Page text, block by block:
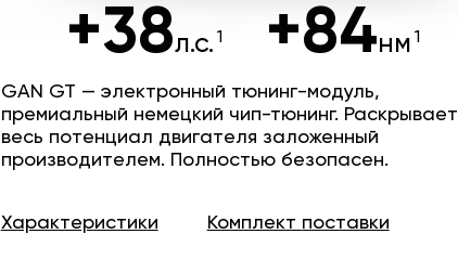
+38л.с. +84нм
GAN GT — электронный тюнинг-модуль,
премиальный немецкий чип-тюнинг. Раскрывает
весь потенциал двигателя заложенный
производителем. Полностью безопасен.
Характеристики Комплект поставки